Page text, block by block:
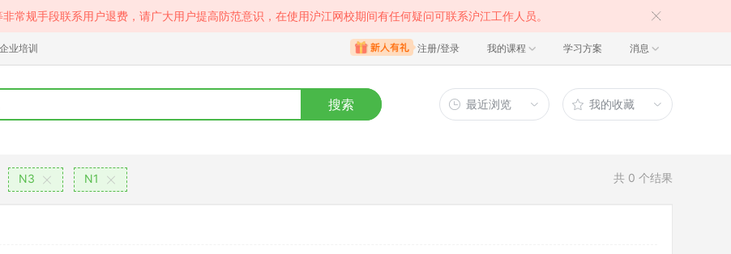
常规手段联系用户退费，请广大用户提高防范意识，在使用沪江网校期间有任何疑问可联系沪江工作人员。
企业培训 注册/登录 我的课程 学习方案 消息
搜索 最近浏览 我的收藏
N3 N1 共 0 个结果